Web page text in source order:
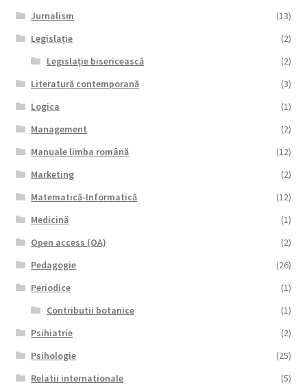
Jurnalism
(13)
Legislație
(2)
Legislație bisericească
(2)
Literatură contemporană
(3)
Logica
(1)
Management
(2)
Manuale limba română
(12)
Marketing
(2)
Matematică-Informatică
(12)
Medicină
(1)
Open access (OA)
(2)
Pedagogie
(26)
Periodice
(1)
Contributii botanice
(1)
Psihiatrie
(2)
Psihologie
(25)
Relatii internationale
(5)